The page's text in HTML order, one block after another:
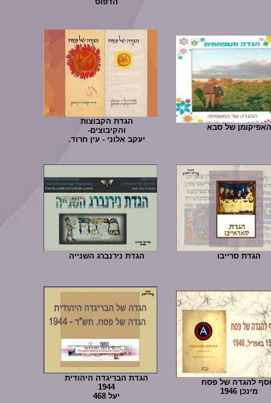
הגדת הקבוצות
והקיבוצים-
יעקב אלוני - עין חרוד.
האפיקומן של סבא
הגדת נירנברג השנייה הגדת סרייבו
הגדת הבריגדה היהודית
1944
יעל 468
להגדה של פסח
מינכן 1946